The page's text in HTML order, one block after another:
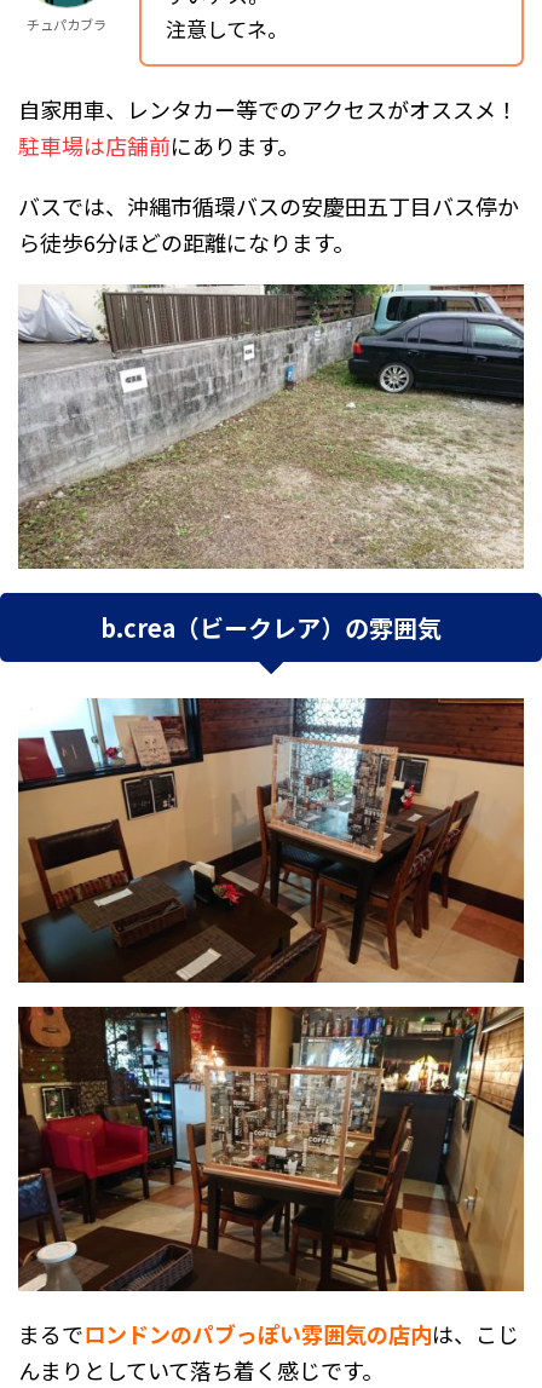
チュパカブラ
注意してネ。
自家用車、レンタカー等でのアクセスがオススメ！
駐車場は店舗前にあります。
バスでは、沖縄市循環バスの安慶田五丁目バス停か
ら徒歩6分ほどの距離になります。
b.crea（ビークレア）の雰囲気
まるでロンドンのパブっぽい雰囲気の店内は、こじ
んまりとしていて落ち着く感じです。